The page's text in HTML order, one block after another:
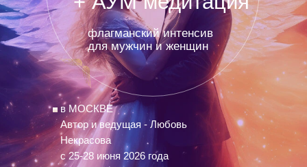
флагманский интенсив
для мужчин и женщин
в МОСКВЕ
Автор и ведущая - Любовь
Некрасова
с 25-28 июня 2026 года